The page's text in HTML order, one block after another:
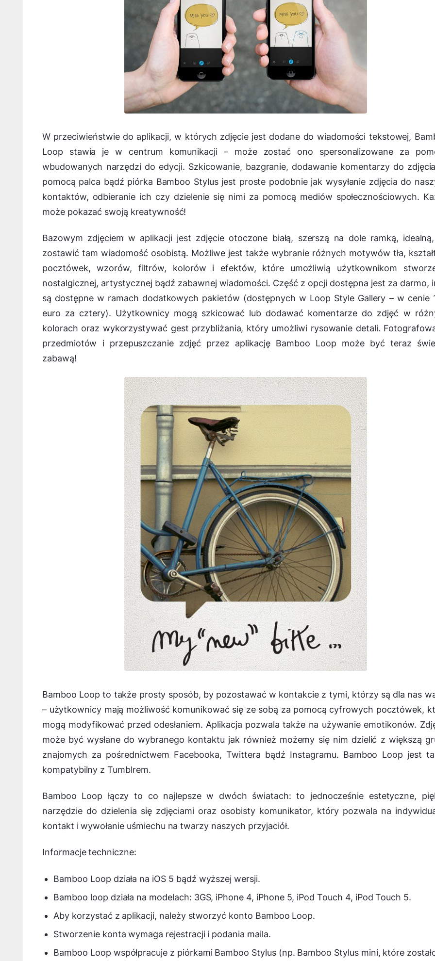
W przeciwieństwie do aplikacji, w których zdjęcie jest dodane do wiadomości tekstowej,
Loop stawia je w centrum komunikacji – może zostać ono spersonalizowane za
wbudowanych narzędzi do edycji. Szkicowanie, bazgranie, dodawanie komentarzy do
pomocą palca bądź piórka Bamboo Stylus jest proste podobnie jak wysyłanie zdjęcia do
kontaktów, odbieranie ich czy dzielenie się nimi za pomocą mediów społecznościowych.
może pokazać swoją kreatywność!
Bazowym zdjęciem w aplikacji jest zdjęcie otoczone białą, szerszą na dole ramką,
zostawić tam wiadomość osobistą. Możliwe jest także wybranie różnych motywów tła,
pocztówek, wzorów, filtrów, kolorów i efektów, które umożliwią użytkownikom
nostalgicznej, artystycznej bądź zabawnej wiadomości. Część z opcji dostępna jest za darmo,
są dostępne w ramach dodatkowych pakietów (dostępnych w Loop Style Gallery – w cenie
euro za cztery). Użytkownicy mogą szkicować lub dodawać komentarze do zdjęć w
kolorach oraz wykorzystywać gest przybliżania, który umożliwi rysowanie detali.
przedmiotów i przepuszczanie zdjęć przez aplikację Bamboo Loop może być teraz
zabawą!
Bamboo Loop to także prosty sposób, by pozostawać w kontakcie z tymi, którzy są dla nas
– użytkownicy mają możliwość komunikować się ze sobą za pomocą cyfrowych pocztówek,
mogą modyfikować przed odesłaniem. Aplikacja pozwala także na używanie emotikonów.
może być wysłane do wybranego kontaktu jak również możemy się nim dzielić z większą
znajomych za pośrednictwem Facebooka, Twittera bądź Instagramu. Bamboo Loop jest
kompatybilny z Tumblrem.
Bamboo Loop łączy to co najlepsze w dwóch światach: to jednocześnie estetyczne,
narzędzie do dzielenia się zdjęciami oraz osobisty komunikator, który pozwala na
kontakt i wywołanie uśmiechu na twarzy naszych przyjaciół.
Informacje techniczne:
Bamboo Loop działa na iOS 5 bądź wyższej wersji.
Bamboo loop działa na modelach: 3GS, iPhone 4, iPhone 5, iPod Touch 4, iPod Touch 5.
Aby korzystać z aplikacji, należy stworzyć konto Bamboo Loop.
Stworzenie konta wymaga rejestracji i podania maila.
Bamboo Loop współpracuje z piórkami Bamboo Stylus (np. Bamboo Stylus mini, które